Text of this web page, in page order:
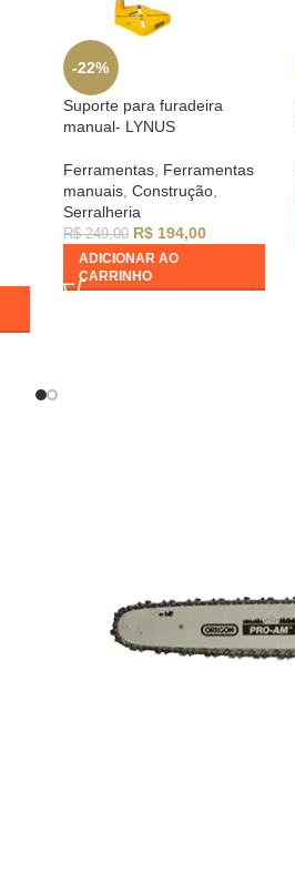
-22%
Suporte para furadeira
manual- LYNUS
Ferramentas, Ferramentas
manuais, Construção,
Serralheria
R$249,00 R$194,00
ADICIONAR AO
CARRINHO